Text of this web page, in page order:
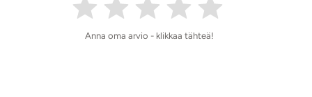
Anna oma arvio - klikkaa tähteä!